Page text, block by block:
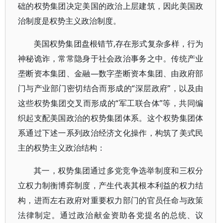
础的权势集团决定美国的政治上层建筑，因此美国政
治制度是权势主义政治制度。
美国权势集团盘根错节,存在形式复杂多样，行为
神秘诡诈，常常隐身于社会政治事务之中。传统产业
垄断资本集团、金融—数字垄断资本集团、由政府部
门与产业部门密切结合而形成的“深层政府”，以及由
这些权势集团交叉而形成的“军工联合体”等，共同编
织起支配美国政治的权势集团体系。这个权势集团体
系通过下述一系列政治经济文化操作，构筑了美式民
主的权势主义政治结构：
其一，权势集团通过多党竞争选举制度和三权分
立权力制衡博弈制度，产生代表其根本利益的权力结
构，进而左右政府对重要权力部门的官员任命与政策
法律制定。通过政治献金资助各党提名的总统、议